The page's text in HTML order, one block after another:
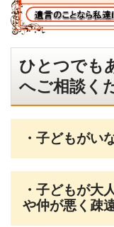
ひとつでも
へご相談く
・子どもがい
・子どもが大
や仲が悪く疎